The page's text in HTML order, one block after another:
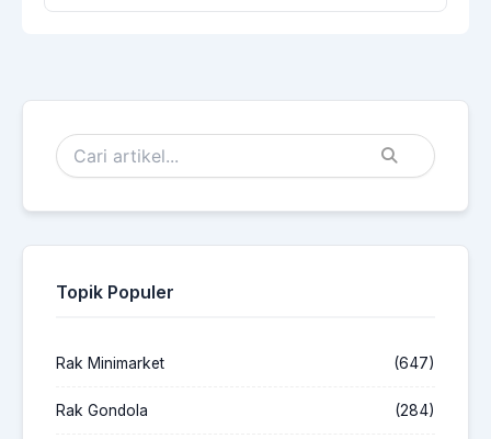
Topik Populer
Rak Minimarket (647)
Rak Gondola (284)